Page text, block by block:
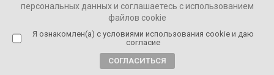
илиКим Чен Ын. Жирные свиньи из телевизора
объясняют народу, что надо немножко затянуть пояса,
а то как-то все до санкций чересчур шикарно жили. На
самих свиньях пояса уже не сходятся, но это детали.
персональных данных и соглашаетесь с использованием
файлов cookie
Я ознакомлен(а) с условиями использования cookie и даю
согласие
СОГЛАСИТЬСЯ